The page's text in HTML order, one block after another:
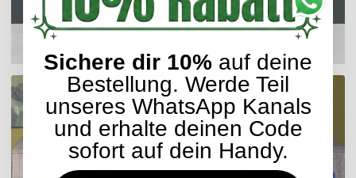
Sichere dir 10% auf deine
Bestellung. Werde Teil
unseres WhatsApp Kanals
und erhalte deinen Code
sofort auf dein Handy.